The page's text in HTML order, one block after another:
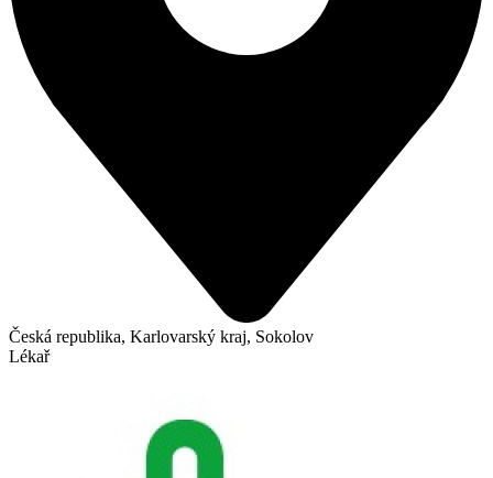
Česká republika, Karlovarský kraj, Sokolov
Lékař